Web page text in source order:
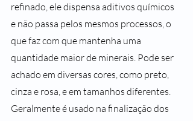
refinado, ele dispensa aditivos químicos
e não passa pelos mesmos processos, o
que faz com que mantenha uma
quantidade maior de minerais. Pode ser
achado em diversas cores, como preto,
cinza e rosa, e em tamanhos diferentes.
Geralmente é usado na finalização dos